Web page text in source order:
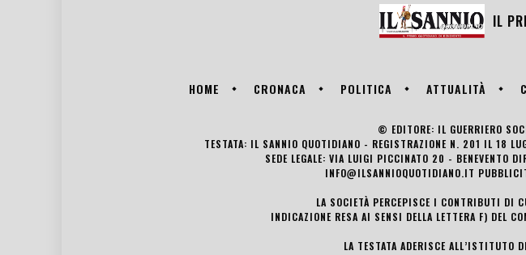
IL
HOME CRONACA POLITICA ATTUALITÀ
© EDITORE: IL GUERRIERO
TESTATA: IL SANNIO QUOTIDIANO - REGISTRAZIONE N. 201 IL 18
SEDE LEGALE: VIA LUIGI PICCINATO 20 - BENEVENTO
INFO@ILSANNIOQUOTIDIANO.IT
LA SOCIETÀ PERCEPISCE I CONTRIBUTI DI
INDICAZIONE RESA AI SENSI DELLA LETTERA F) DEL
LA TESTATA ADERISCE